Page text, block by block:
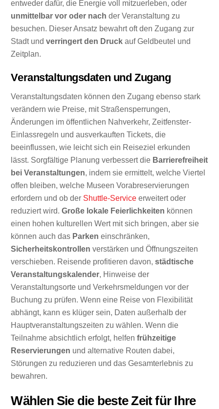
entweder dafür, die Energie voll mitzuerleben, oder
unmittelbar vor oder nach der Veranstaltung zu
besuchen. Dieser Ansatz bewahrt oft den Zugang zur
Stadt undverringert den Druck auf Geldbeutel und
Zeitplan.
Veranstaltungsdaten und Zugang
Veranstaltungsdaten können den Zugang ebenso stark
verändern wie Preise, mit Straßensperrungen,
Änderungen im öffentlichen Nahverkehr, Zeitfenster-
Einlassregeln und ausverkauften Tickets, die
beeinflussen, wie leicht sich ein Reiseziel erkunden
lässt. Sorgfältige Planung verbessert die Barrierefreiheit
bei Veranstaltungen, indem sie ermittelt, welche Viertel
offen bleiben, welche Museen Vorabreservierungen
erfordern und ob der Shuttle-Service erweitert oder
reduziert wird.Große lokale Feierlichkeiten können
einen hohen kulturellen Wert mit sich bringen, aber sie
können auch das Parken einschränken,
Sicherheitskontrollen verstärken und Öffnungszeiten
verschieben. Reisende profitieren davon,städtische
Veranstaltungskalender, Hinweise der
Veranstaltungsorte und Verkehrsmeldungen vor der
Buchung zu prüfen. Wenn eine Reise von Flexibilität
abhängt, kann es klüger sein, Daten außerhalb der
Hauptveranstaltungszeiten zu wählen. Wenn die
Teilnahme absichtlich erfolgt, helfenfrühzeitige
Reservierungen und alternative Routen dabei,
Störungen zu reduzieren und das Gesamterlebnis zu
bewahren.
Wählen Sie die beste Zeit für Ihre